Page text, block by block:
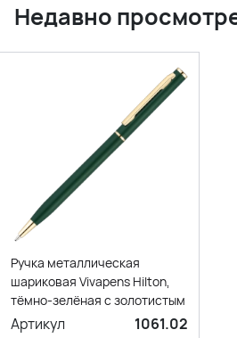
Недавно
Ручка металлическая
шариковая Vivapens Hilton,
тёмно-зелёная с золотистым
Артикул
1061.02